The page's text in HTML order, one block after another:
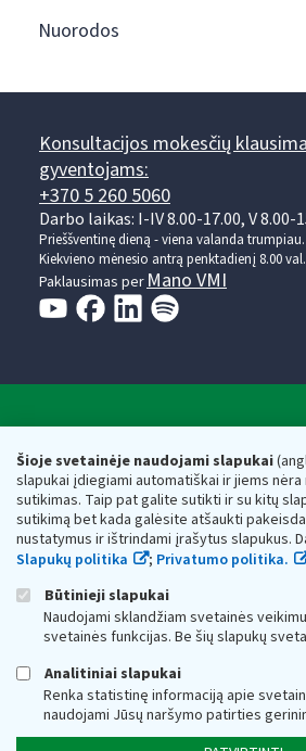
Šioje svetainėje naudojami slapukai
slapukai įdiegiami automatiškai ir jiems nėra
sutikimas. Taip pat galite sutikti ir su kitų
sutikimą bet kada galėsite atšaukti
nustatymus ir ištrindami įrašytus slapukus.
Slapukų politika
; Privatumo politika.
Būtinieji slapukai
Naudojami sklandžiam svetainės
svetainės funkcijas. Be šių slapukų
Analitiniai slapukai
Renka statistinę informaciją apie
naudojami Jūsų naršymo patirties
Nuorodos
Konsultacijos mokesčių
gyventojams:
+370 5 260 5060
Darbo laikas: I-IV 8.00-17.00, V 8.00-
Prieššventinę dieną - viena valanda trumpiau.
Kiekvieno mėnesio antrą penktadienį 8.00
Paklausimas per Mano VMI
Respublikos finansų ministerijos
Biudžetinė įstaiga. Juridinio asmens kodas —
adresas: Vasario 16-osios g. 14, 01107
vmi@vmi.lt, E. pristatymo dėžutės adresas
Duomenys apie Valstybinę mokesčių
Respublikos finansų ministerijos kaupiami ir